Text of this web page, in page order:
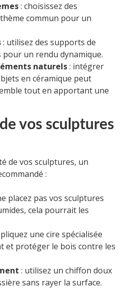
: choisissez des
commun pour un
: utilisez des supports de
un rendu dynamique.
naturels: intégrer
en céramique peut
tout en apportant une
vos sculptures
de vos sculptures, un
:
placez pas vos sculptures
cela pourrait les
une cire spécialisée
et protéger le bois contre les
: utilisez un chiffon doux
sans rayer la surface.